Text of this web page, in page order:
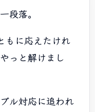
段落。
もに応えたけれ
っと解けまし
ル対応に追われ